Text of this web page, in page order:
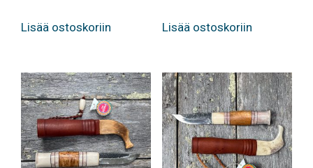
Lisää ostoskoriin Lisää ostoskoriin